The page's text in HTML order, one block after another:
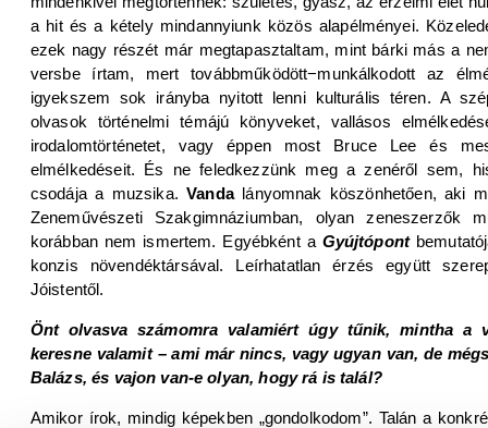
a hit és a kétely mindannyiunk közös alapélményei.
ezek nagy részét már megtapasztaltam, mint bárki más a
versbe írtam, mert továbbműködött−munkálkodott az
igyekszem sok irányba nyitott lenni kulturális téren. A
olvasok történelmi témájú könyveket, vallásos
irodalomtörténetet, vagy éppen most Bruce Lee és
elmélkedéseit. És ne feledkezzünk meg a zenéről sem,
csodája a muzsika.Vandalányomnak köszönhetően, aki
Zeneművészeti Szakgimnáziumban, olyan zeneszerzők
korábban nem ismertem. Egyébként a Gyújtópont
konzis növendéktársával. Leírhatatlan érzés együtt
Jóistentől.
Önt olvasva számomra valamiért úgy tűnik, mintha a
keresne valamit – ami már nincs, vagy ugyan van, de
Balázs, és vajon van-e olyan, hogy rá is talál?
Amikor írok, mindig képekben „gondolkodom”. Talán a